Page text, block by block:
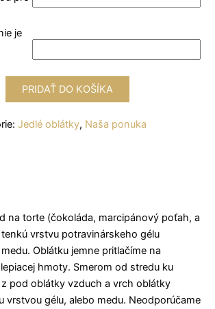
je
PRIDAŤ DO KOŠÍKA
Jedlé oblátky, Naša ponuka
na torte (čokoláda, marcipánový poťah, a
vrstvu potravinárskeho gélu
Oblátku jemne pritlačíme na
hmoty. Smerom od stredu ku
pod oblátky vzduch a vrch oblátky
vrstvou gélu, alebo medu. Neodporúčame